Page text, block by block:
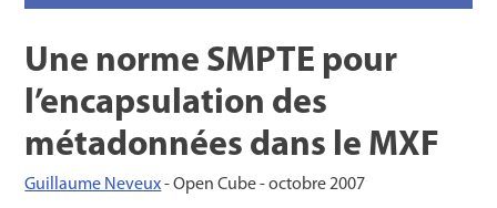
Une norme SMPTE pour
l’encapsulation des
métadonnées dans le MXF
Guillaume Neveux- Open Cube -octobre 2007